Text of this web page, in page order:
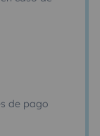
de pago